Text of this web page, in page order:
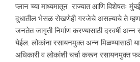
प्लान च्या माध्यमातून राज्यात आणि विशेषतः
दुधातील भेसळ रोखणेही गरजेचे असल्याचे ते
जनतेत जागृती निर्माण करण्यासाठी दरवर्षी अन्न
येईल. लोकांना रसायनमुक्त अन्न मिळण्यासाठी
अधिकारी व लोकांशी चर्चा करून रसायनमुक्त